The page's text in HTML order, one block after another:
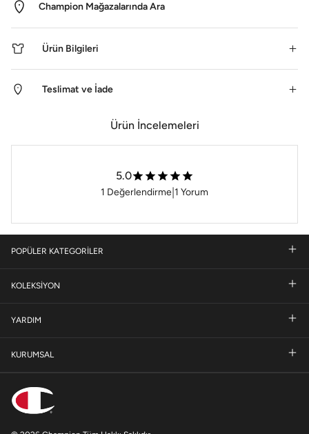
Champion Mağazalarında Ara
Ürün Bilgileri
Teslimat ve İade
Ürün İncelemeleri
5.0
1 Değerlendirme|1 Yorum
POPÜLER KATEGORİLER
KOLEKSİYON
YARDIM
KURUMSAL